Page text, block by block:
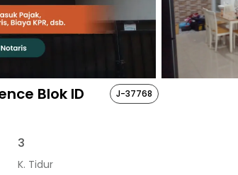
Blok ID
J-37768
3
K. Tidur